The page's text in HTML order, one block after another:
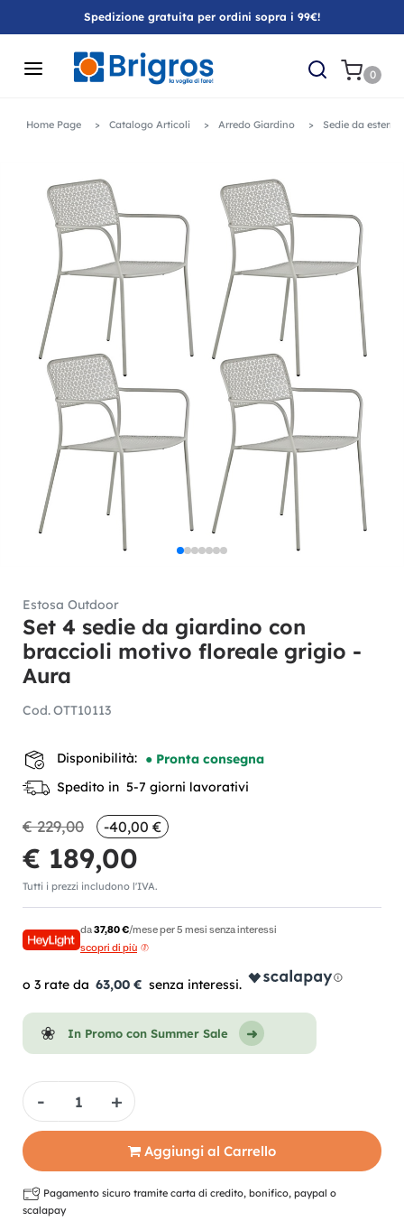
Spedizione gratuita per ordini sopra i 99€!
0
Home Page Catalogo Articoli Arredo Giardino Sedie da esterno
Estosa Outdoor
Set 4 sedie da giardino con
braccioli motivo floreale grigio -
Aura
Cod.OTT10113
Disponibilità: ● Pronta consegna
Spedito in 5-7 giorni lavorativi
€ 229,00 -40,00 €
€ 189,00
Tutti i prezzi includono l'IVA.
da37,80 €/mese per 5 mesi senza interessi
scopri di più
63,00 €
In Promo con Summer Sale
Quantità
Aggiungi al Carrello
Pagamento sicuro tramite carta di credito, bonifico, paypal o
scalapay